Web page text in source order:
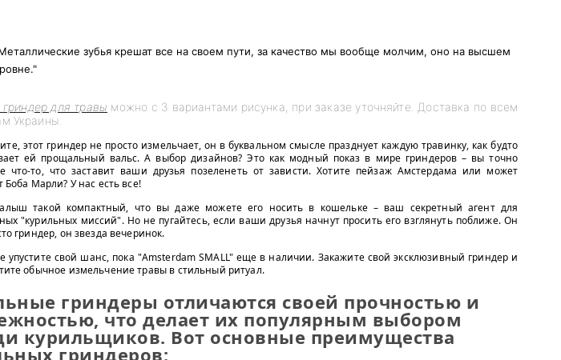
зубья крешат все на своем пути, за качество мы вообще молчим, оно на высшем
гриндер для травы можно с 3 вариантами рисунка, при заказе уточняйте. Доставка по всем
Украины.
этот гриндер не просто измельчает, он в буквальном смысле празднует каждую травинку, как будто
ей прощальный вальс. А выбор дизайнов? Это как модный показ в мире гриндеров – вы точно
что-то, что заставит ваши друзья позеленеть от зависти. Хотите пейзаж Амстердама или может
Боба Марли? У нас есть все!
такой компактный, что вы даже можете его носить в кошельке – ваш секретный агент для
"курильных миссий". Но не пугайтесь, если ваши друзья начнут просить его взглянуть поближе. Он
гриндер, он звезда вечеринок.
упустите свой шанс, пока "Amsterdam SMALL" еще в наличии. Закажите свой эксклюзивный гриндер и
обычное измельчение травы в стильный ритуал.
гриндеры отличаются своей прочностью и
что делает их популярным выбором
курильщиков. Вот основные преимущества
гриндеров: